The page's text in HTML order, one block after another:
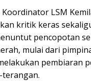
LSM
kritik keras
pencopotan
mulai dari
pembiaran